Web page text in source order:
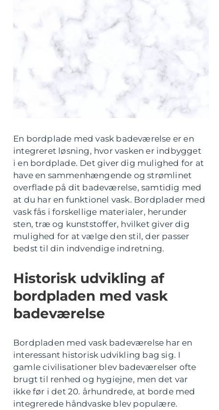
En bordplade med vask badeværelse er en
integreret løsning, hvor vasken er indbygget
i en bordplade. Det giver dig mulighed for at
have en sammenhængende og strømlinet
overflade på dit badeværelse, samtidig med
at du har en funktionel vask. Bordplader med
vask fås i forskellige materialer, herunder
sten, træ og kunststoffer, hvilket giver dig
mulighed for at vælge den stil, der passer
bedst til din indvendige indretning.
Historisk udvikling af
bordpladen med vask
badeværelse
Bordpladen med vask badeværelse har en
interessant historisk udvikling bag sig. I
gamle civilisationer blev badeværelser ofte
brugt til renhed og hygiejne, men det var
ikke før i det 20. århundrede, at borde med
integrerede håndvaske blev populære.